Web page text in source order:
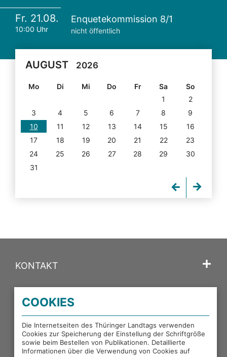
Fr. 21.08.
10:00 Uhr
Enquetekommission 8/1
nicht öffentlich
AUGUST 2026
Mo Di Mi Do Fr Sa
So
1
2
3
4 5 6 7 8
9
10
11 12 13 14 15
16
17
18 19 20 21 22
23
24
25 26 27 28 29
30
31
KONTAKT
PORTALE DES THÜRINGER LANDTAGS
EXTERNE LINKS
COOKIES
Die Internetseiten des Thüringer Landtags verwenden
Cookies zur Speicherung der Einstellung der Schriftgröße
sowie beim Bestellen von Publikationen. Detaillierte
Informationen über die Verwendung von Cookies auf